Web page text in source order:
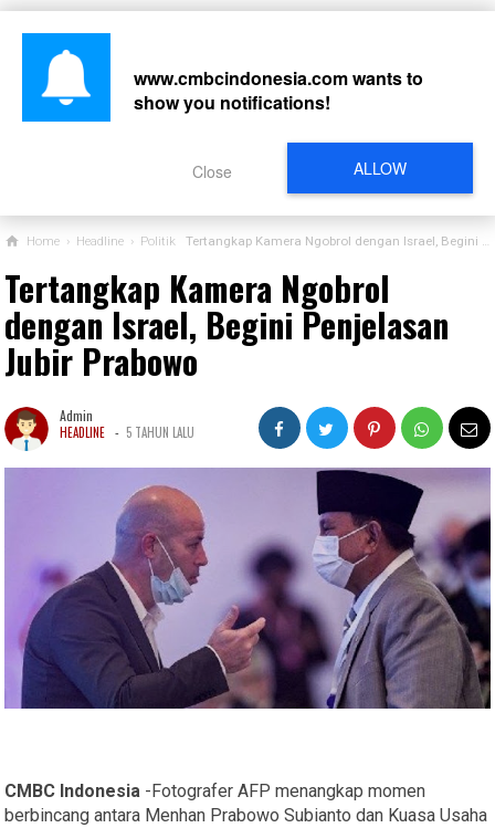
Home › Headline › Politik Tertangkap Kamera Ngobrol dengan Israel, Begini Penjelasan Jubir Prabowo
Tertangkap Kamera Ngobrol
dengan Israel, Begini Penjelasan
Jubir Prabowo
Admin
HEADLINE - 5 TAHUN LALU
CMBC Indonesia -Fotografer AFP menangkap momen
berbincang antara Menhan Prabowo Subianto dan Kuasa Usaha
www.cmbcindonesia.comwants to
show you notifications!
ALLOW
Close